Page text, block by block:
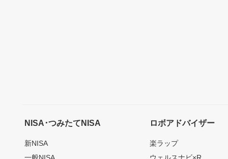
NISA･つみたてNISA
新NISA
ロボアドバイザー
楽ラップ